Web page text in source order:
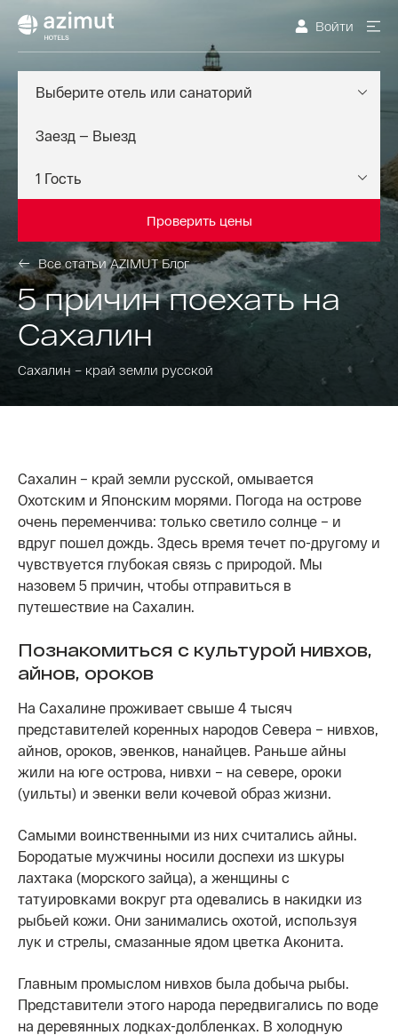
Войти
Выберите отель или санаторий
Проверить цены
Все статьи AZIMUT Блог
5 причин поехать на
Сахалин
Сахалин – край земли русской
Сахалин – край земли русской, омывается
Охотским и Японским морями. Погода на острове
очень переменчива: только светило солнце – и
вдруг пошел дождь. Здесь время течет по-другому и
чувствуется глубокая связь с природой. Мы
назовем 5 причин, чтобы отправиться в
путешествие на Сахалин.
Познакомиться с культурой нивхов,
айнов, ороков
На Сахалине проживает свыше 4 тысяч
представителей коренных народов Севера – нивхов,
айнов, ороков, эвенков, нанайцев. Раньше айны
жили на юге острова, нивхи – на севере, ороки
(уильты) и эвенки вели кочевой образ жизни.
Самыми воинственными из них считались айны.
Бородатые мужчины носили доспехи из шкуры
лахтака (морского зайца), а женщины с
татуировками вокруг рта одевались в накидки из
рыбьей кожи. Они занимались охотой, используя
лук и стрелы, смазанные ядом цветка Аконита.
Главным промыслом нивхов была добыча рыбы.
Представители этого народа передвигались по воде
на деревянных лодках-долбленках. В холодную